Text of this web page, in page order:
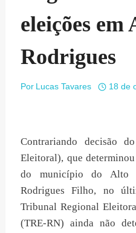
eleições em
Rodrigues
Por Lucas Tavares 18 de
Contrariando decisão
Eleitoral), que
do município do Alto
Rodrigues Filho, no
Tribunal Regional
(TRE-RN) ainda não